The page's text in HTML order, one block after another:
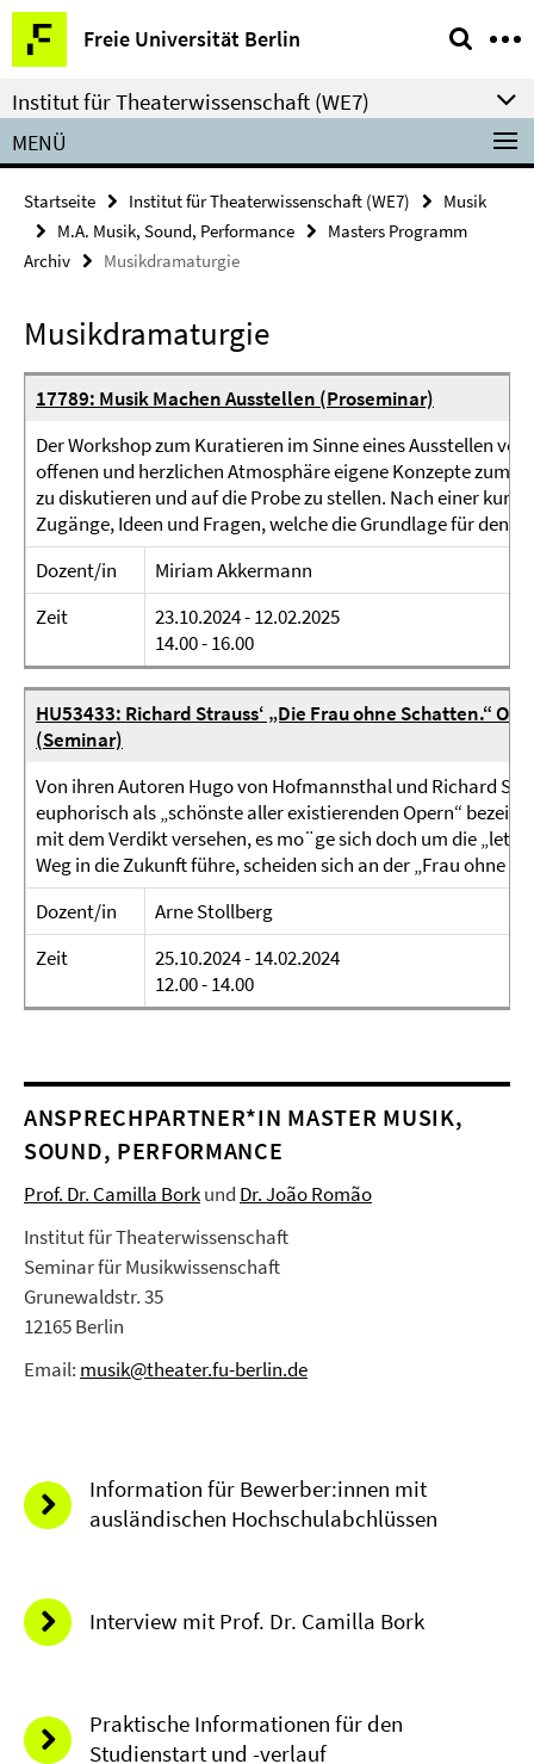
Springe
direkt
zu
Inhalt
Freie Universität Berlin
Service-
Navigation
Institut für Theaterwissenschaft (WE7)
MENÜ
Startseite Institut für Theaterwissenschaft (WE7)
Musik
M.A. Musik, Sound, Performance
Masters Programm
Archiv
Musikdramaturgie
Musikdramaturgie
17789: Musik Machen Ausstellen (Proseminar)
Der Workshop zum Kuratieren im Sinne eines Ausstellen
offenen und herzlichen Atmosphäre eigene Konzepte zum
zu diskutieren und auf die Probe zu stellen. Nach einer
Zugänge, Ideen und Fragen, welche die Grundlage für den
Dozent/in
Miriam Akkermann
Zeit
23.10.2024 - 12.02.2025
14.00 - 16.00
HU53433: Richard Strauss‘ „Die Frau ohne Schatten.“
(Seminar)
Von ihren Autoren Hugo von Hofmannsthal und Richard
euphorisch als „schönste aller existierenden Opern“
mit dem Verdikt versehen, es mo¨ge sich doch um die
Weg in die Zukunft führe, scheiden sich an der „Frau ohne
Dozent/in
Arne Stollberg
Zeit
25.10.2024 - 14.02.2024
12.00 - 14.00
ANSPRECHPARTNER*IN MASTER MUSIK,
SOUND, PERFORMANCE
Prof. Dr. Camilla Borkund Dr. João Romão
Institut für Theaterwissenschaft
Seminar für Musikwissenschaft
Grunewaldstr. 35
12165 Berlin
Email: musik@theater.fu-berlin.de
Information für Bewerber:innen mit
ausländischen Hochschulabchlüssen
Interview mit Prof. Dr. Camilla Bork
Praktische Informationen für den
Studienstart und -verlauf